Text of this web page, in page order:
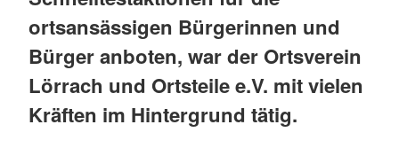
ortsansässigen Bürgerinnen und
Bürger anboten, war der Ortsverein
Lörrach und Ortsteile e.V. mit vielen
Kräften im Hintergrund tätig.